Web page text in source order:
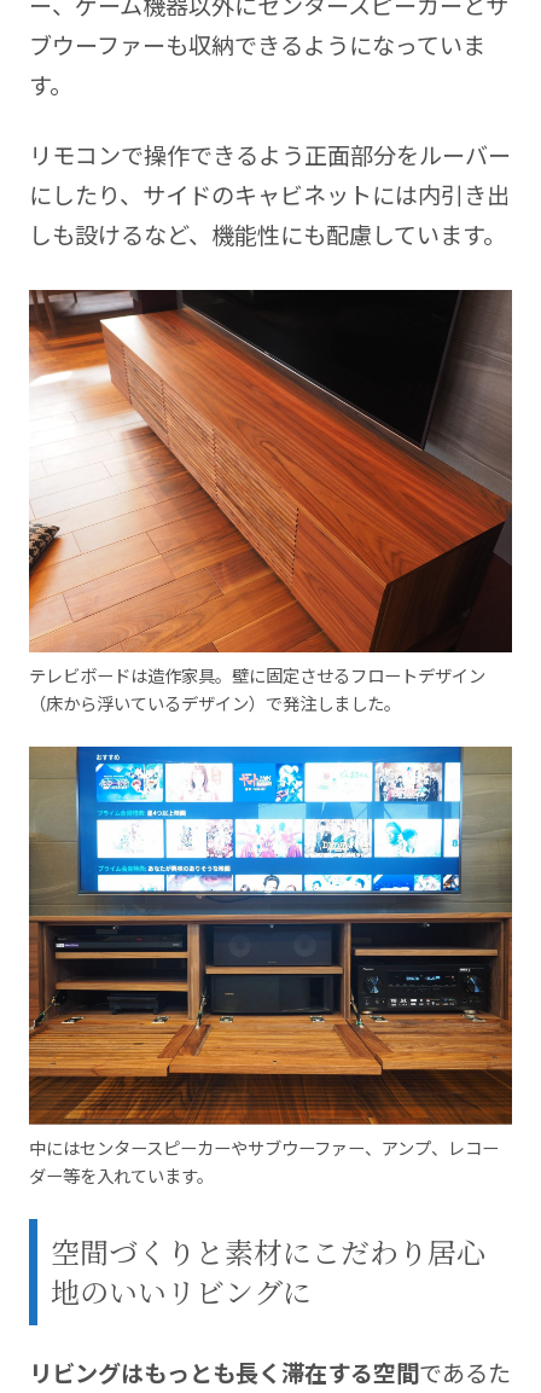
ブウーファーも収納できるようになっていま
す。
リモコンで操作できるよう正面部分をルーバー
にしたり、サイドのキャビネットには内引き出
しも設けるなど、機能性にも配慮しています。
テレビボードは造作家具。壁に固定させるフロートデザイン
（床から浮いているデザイン）で発注しました。
中にはセンタースピーカーやサブウーファー、アンプ、レコー
ダー等を入れています。
空間づくりと素材にこだわり居心
地のいいリビングに
リビングはもっとも長く滞在する空間であるた